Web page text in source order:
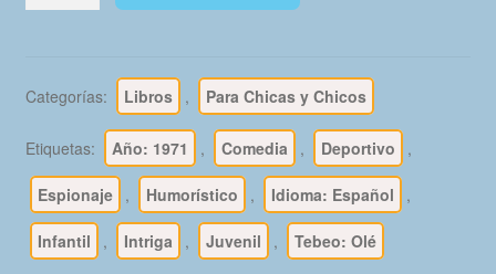
-
1971
1986
Vol.
Categorías: Libros , Para Chicas y Chicos
Etiquetas: Año: 1971 , Comedia , Deportivo ,
Espionaje , Humorístico , Idioma: Español ,
Infantil , Intriga , Juvenil , Tebeo: Olé